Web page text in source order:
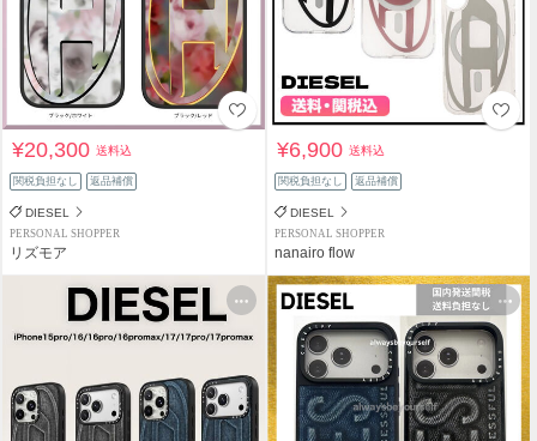
¥20,300送料込
関税負担なし 返品補償
DIESEL
PERSONAL SHOPPER
リズモア
¥6,900送料込
関税負担なし 返品補償
DIESEL
PERSONAL SHOPPER
nanairo flow